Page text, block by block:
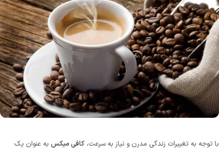
با توجه به تغییرات زندگی مدرن و نیاز به سرعت، کافی میکس به عنوان یک
سوپر کافئین هیپو(70%روبوستا)
مشاهده و خرید
کاپوچینو
مشاهده و